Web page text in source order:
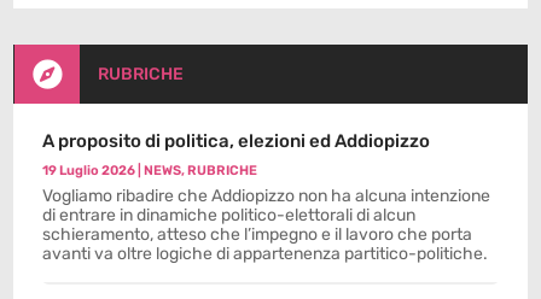
 RUBRICHE
A proposito di politica, elezioni ed Addiopizzo
19 Luglio 2026 |NEWS,RUBRICHE
Vogliamo ribadire che Addiopizzo non ha alcuna intenzione
di entrare in dinamiche politico-elettorali di alcun
schieramento, atteso che l’impegno e il lavoro che porta
avanti va oltre logiche di appartenenza partitico-politiche.